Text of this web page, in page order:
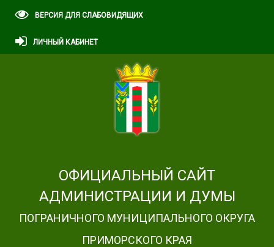
ВЕРСИЯ ДЛЯ СЛАБОВИДЯЩИХ
ЛИЧНЫЙ КАБИНЕТ
ОФИЦИАЛЬНЫЙ САЙТ
АДМИНИСТРАЦИИ И ДУМЫ
ПОГРАНИЧНОГО МУНИЦИПАЛЬНОГО ОКРУГА
ПРИМОРСКОГО КРАЯ